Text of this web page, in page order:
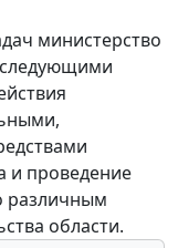
министерство
и проведение
различным
области.